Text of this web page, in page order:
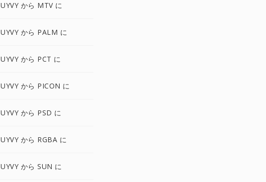
UYVY から MTV に
UYVY から PALM に
UYVY から PCT に
UYVY から PICON に
UYVY から PSD に
UYVY から RGBA に
UYVY から SUN に